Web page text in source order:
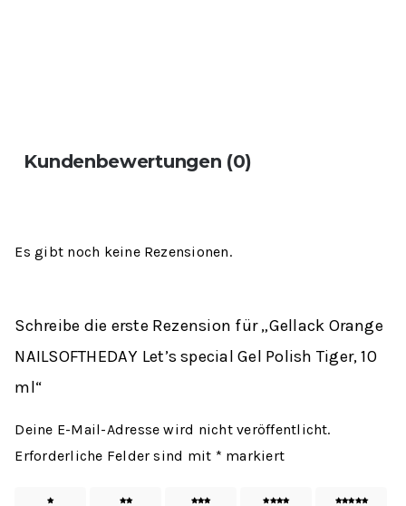
Kundenbewertungen (0)
Es gibt noch keine Rezensionen.
Schreibe die erste Rezension für „Gellack Orange
NAILSOFTHEDAY Let’s special Gel Polish Tiger, 10
ml“
Deine E-Mail-Adresse wird nicht veröffentlicht.
Erforderliche Felder sind mit * markiert
1 von 2 von 3 von 4 von 5 von